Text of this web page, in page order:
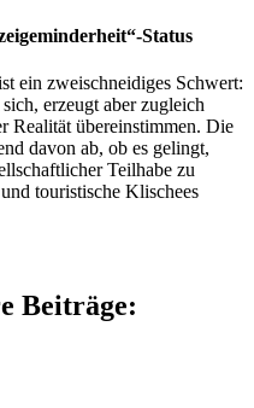
Status
ein zweischneidiges Schwert:
erzeugt aber zugleich
Realität übereinstimmen. Die
davon ab, ob es gelingt,
Teilhabe zu
touristische Klischees
Beiträge: